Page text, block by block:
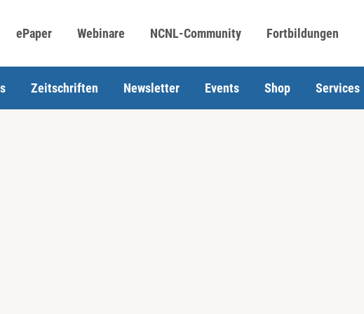
ePaper Webinare NCNL-Community Fortbildungen
Zeitschriften Newsletter Events Shop Services